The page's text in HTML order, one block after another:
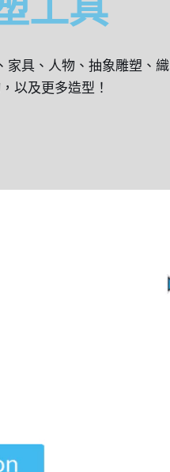
具、人物、抽象雕塑、織
以及更多造型！